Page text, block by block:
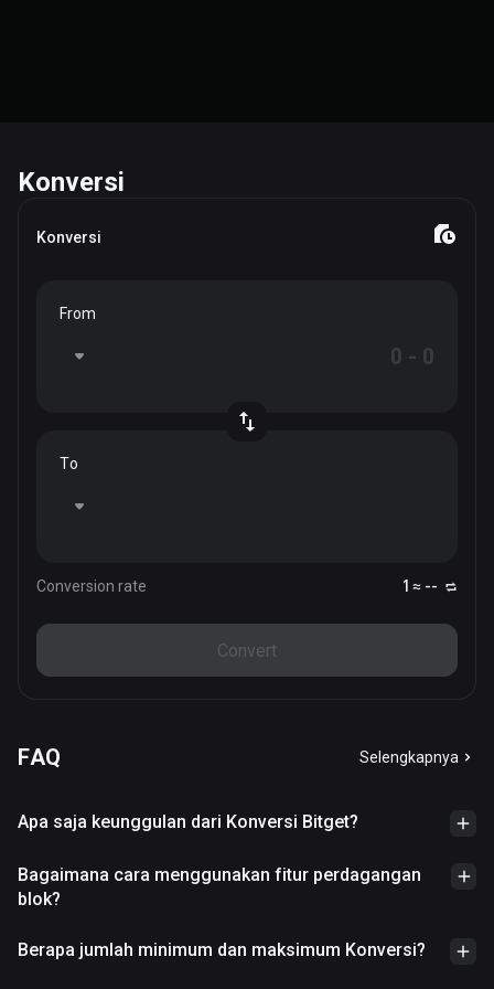
Konversi
Konversi
From
To
Conversion rate 1 ≈ --
Convert
FAQ Selengkapnya
Apa saja keunggulan dari Konversi Bitget?
Bagaimana cara menggunakan fitur perdagangan
blok?
Berapa jumlah minimum dan maksimum Konversi?